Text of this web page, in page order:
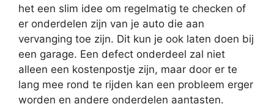
het een slim idee om regelmatig te checken of
er onderdelen zijn van je auto die aan
vervanging toe zijn. Dit kun je ook laten doen bij
een garage. Een defect onderdeel zal niet
alleen een kostenpostje zijn, maar door er te
lang mee rond te rijden kan een probleem erger
worden en andere onderdelen aantasten.